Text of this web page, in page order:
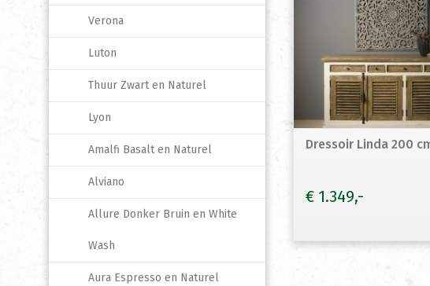
Dressoir Linda 200
€ 1.349
Verona
Luton
Thuur Zwart en Naturel
Lyon
Amalfi Basalt en Naturel
Alviano
Allure Donker Bruin en White
Wash
Aura Espresso en Naturel